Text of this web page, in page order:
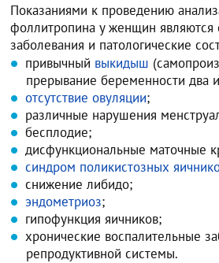
Показаниями к проведению
фоллитропина у женщин
заболевания и патологические
привычный выкидыш
прерывание беременности два
отсутствие овуляции;
различные нарушения
бесплодие;
дисфункциональные маточные
синдром поликистозных
снижение либидо;
эндометриоз;
гипофункция яичников;
хронические воспалительные
репродуктивной системы.